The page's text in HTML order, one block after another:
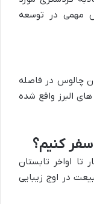
مهمی در توسعه
چالوس در فاصله
های البرز واقع شده
کنیم؟
تا اواخر تابستان
در اوج زیبایی